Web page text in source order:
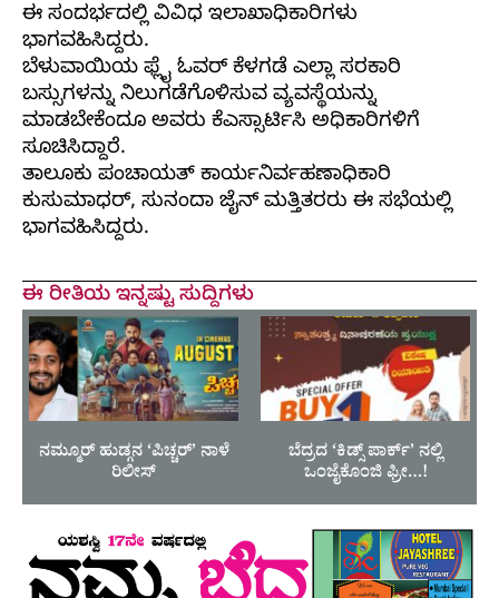
ಈ ಸಂದರ್ಭದಲ್ಲಿ ವಿವಿಧ ಇಲಾಖಾಧಿಕಾರಿಗಳು
ಭಾಗವಹಿಸಿದ್ದರು.
ಬೆಳುವಾಯಿಯ ಫ್ಲೈ ಓವರ್ ಕೆಳಗಡೆ ಎಲ್ಲಾ ಸರಕಾರಿ
ಬಸ್ಸುಗಳನ್ನು ನಿಲುಗಡೆಗೊಳಿಸುವ ವ್ಯವಸ್ಥೆಯನ್ನು
ಮಾಡಬೇಕೆಂದೂ ಅವರು ಕೆಎಸ್ಸಾರ್ಟಿಸಿ ಅಧಿಕಾರಿಗಳಿಗೆ
ಸೂಚಿಸಿದ್ದಾರೆ.
ತಾಲೂಕು ಪಂಚಾಯತ್ ಕಾರ್ಯನಿರ್ವಹಣಾಧಿಕಾರಿ
ಕುಸುಮಾಧರ್, ಸುನಂದಾ ಜೈನ್ ಮತ್ತಿತರರು ಈ ಸಭೆಯಲ್ಲಿ
ಭಾಗವಹಿಸಿದ್ದರು.
ಈ ರೀತಿಯ ಇನ್ನಷ್ಟು ಸುದ್ದಿಗಳು
ನಮ್ಮೂರ್ ಹುಡ್ಗನ ‘ಪಿಚ್ಚರ್’ ನಾಳೆ
ರಿಲೀಸ್
ಬೆದ್ರದ ‘ಕಿಡ್ಸ್ ಪಾರ್ಕ್’ ನಲ್ಲಿ
ಒಂಜೈಕೊಂಜಿ ಫ್ರೀ…!